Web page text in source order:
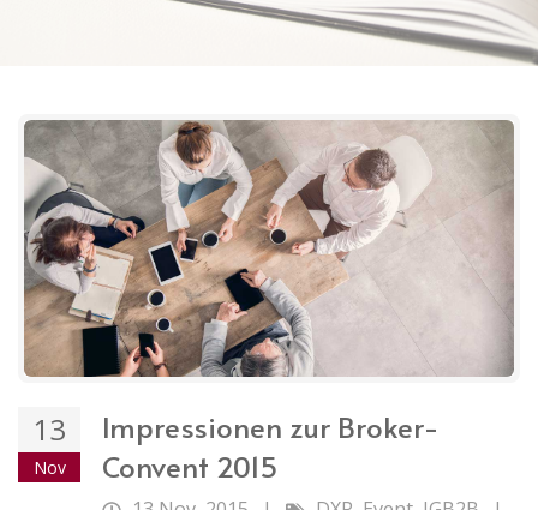
13
Nov
Impressionen zur Broker-
Convent 2015